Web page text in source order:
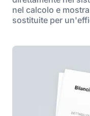
nel calcolo e
sostituite per